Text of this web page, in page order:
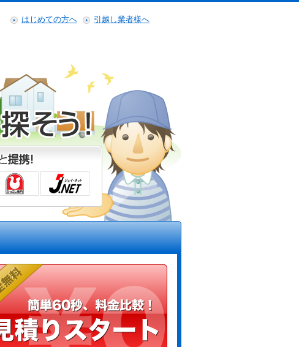
はじめての方へ 引越し業者様へ